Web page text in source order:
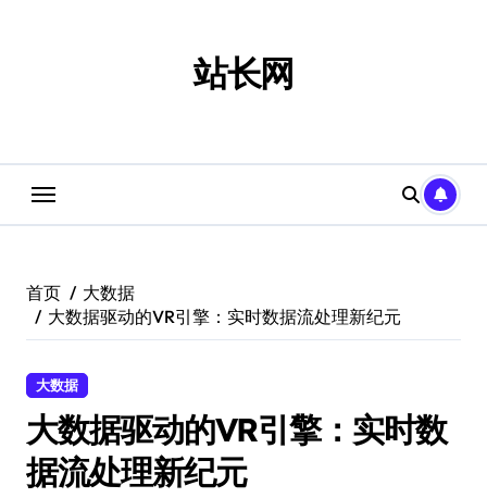
站长网
首页
大数据
大数据驱动的VR引擎：实时数据流处理新纪元
大数据
大数据驱动的VR引擎：实时数
据流处理新纪元